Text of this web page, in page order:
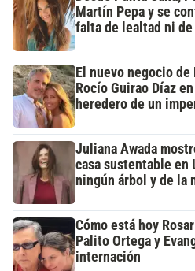
Martín Pepa y se
falta de lealtad ni
El nuevo negocio
Rocío Guirao Díaz
heredero de un
Juliana Awada
casa sustentable en
ningún árbol y de la
Cómo está hoy
Palito Ortega y
internación